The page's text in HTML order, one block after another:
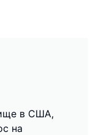
в США,
на